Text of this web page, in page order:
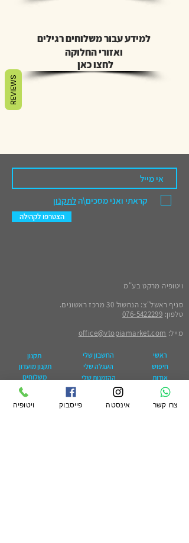
למידע עבור משלוחים רגילים
ואזורי החלוקה
לחצו כאן
קראתי ואני מסכים\הלתקנון
הצטרפו לקהילה
ויטופיה מרקט בע"מ
סניף ראשל"צ: הנחשול 30 מרכז ראשונים.
טלפון: 076-5422299
מייל: office@vtopiamarket.com
תקנון
תקנון מועדון
משלוחים
החזרות
הצהרת נגישות
החשבון שלי
העגלה שלי
ההזמנות שלי
הארנק שלי
ראשי
חיפוש
אודות
מגזין
ויטופיה
לעסקים קטלוג
ויטופיה פייסבוק אינסטה צרו קשר
REVIEWS